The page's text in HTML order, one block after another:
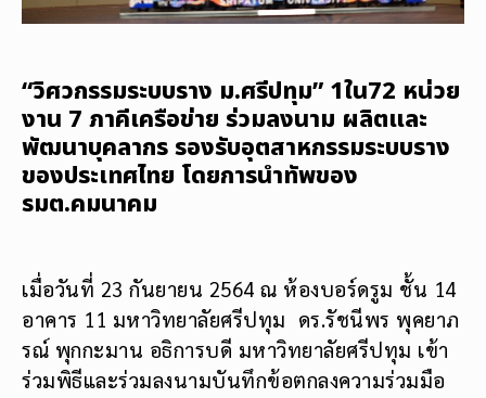
“วิศวกรรมระบบราง ม.ศรีปทุม” 1ใน72 หน่วย
งาน 7 ภาคีเครือข่าย ร่วมลงนาม ผลิตและ
พัฒนาบุคลากร รองรับอุตสาหกรรมระบบราง
ของประเทศไทย โดยการนำทัพของ
รมต.คมนาคม
เมื่อวันที่ 23 กันยายน 2564 ณ ห้องบอร์ดรูม ชั้น 14
อาคาร 11 มหาวิทยาลัยศรีปทุม ดร.รัชนีพร พุคยาภ
รณ์ พุกกะมาน อธิการบดี มหาวิทยาลัยศรีปทุม เข้า
ร่วมพิธีและร่วมลงนามบันทึกข้อตกลงความร่วมมือ